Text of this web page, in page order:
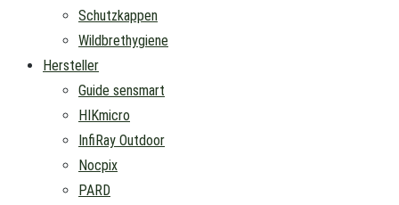
Schutzkappen
Wildbrethygiene
Hersteller
Guide sensmart
HIKmicro
InfiRay Outdoor
Nocpix
PARD